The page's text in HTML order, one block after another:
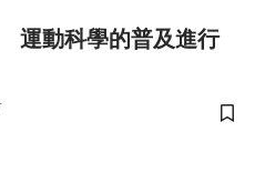
運動科學的普及進行
儲